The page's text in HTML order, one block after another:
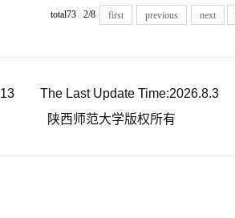
total73 2/8 first previous next
13 The Last Update Time:2026.8.3
陕西师范大学版权所有